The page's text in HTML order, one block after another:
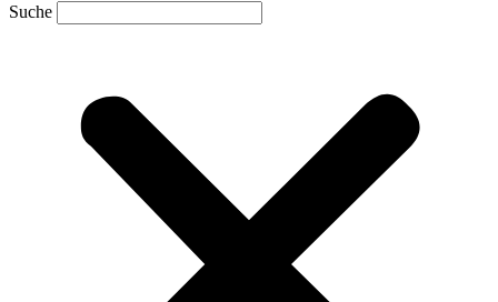
Suche